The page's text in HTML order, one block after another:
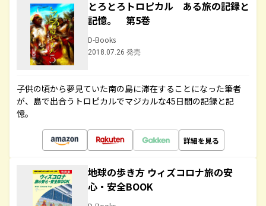
とろとろトロピカル ある旅の記録と
記憶。 第5巻
D-Books
2018.07.26 発売
子供の頃から夢見ていた南の島に滞在することになった筆者
が、島で出合うトロピカルでマジカルな45日間の記録と記
憶。
詳細を見る
地球の歩き方 ウィズコロナ旅の安
心・安全BOOK